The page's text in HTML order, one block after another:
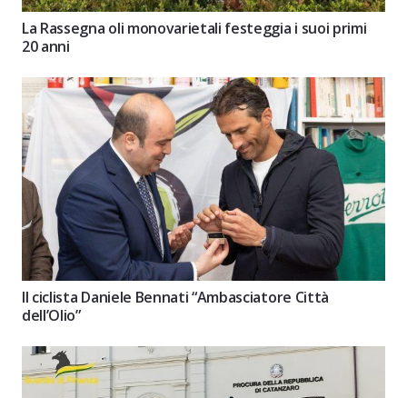
La Rassegna oli monovarietali festeggia i suoi primi
20 anni
Il ciclista Daniele Bennati “Ambasciatore Città
dell’Olio”